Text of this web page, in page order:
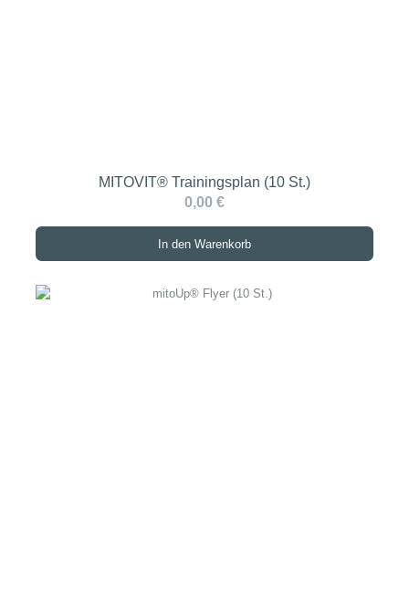
MITOVIT® Trainingsplan (10 St.)
0,00 €
In den Warenkorb